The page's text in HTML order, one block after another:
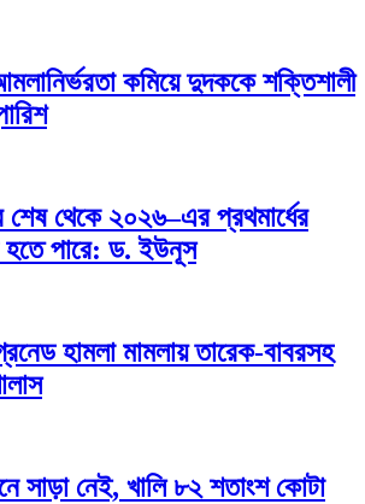
কমিয়ে দুদককে শক্তিশালী
থেকে ২০২৬–এর প্রথমার্ধের
হতে পারে: ড. ইউনূস
হামলা মামলায় তারেক-বাবরসহ
সাড়া নেই, খালি ৮২ শতাংশ কোটা